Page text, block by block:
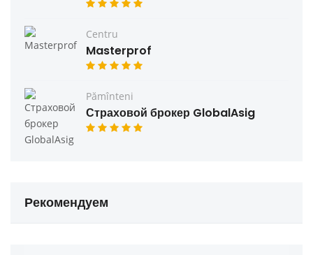
Centru
Masterprof
Pămînteni
Страховой брокер GlobalAsig
Рекомендуем